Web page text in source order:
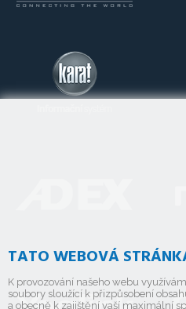
TATO WEBOVÁ
K provozování našeho webu
soubory sloužící k přizpůsobení
a obecně k zajištění vaší maximální